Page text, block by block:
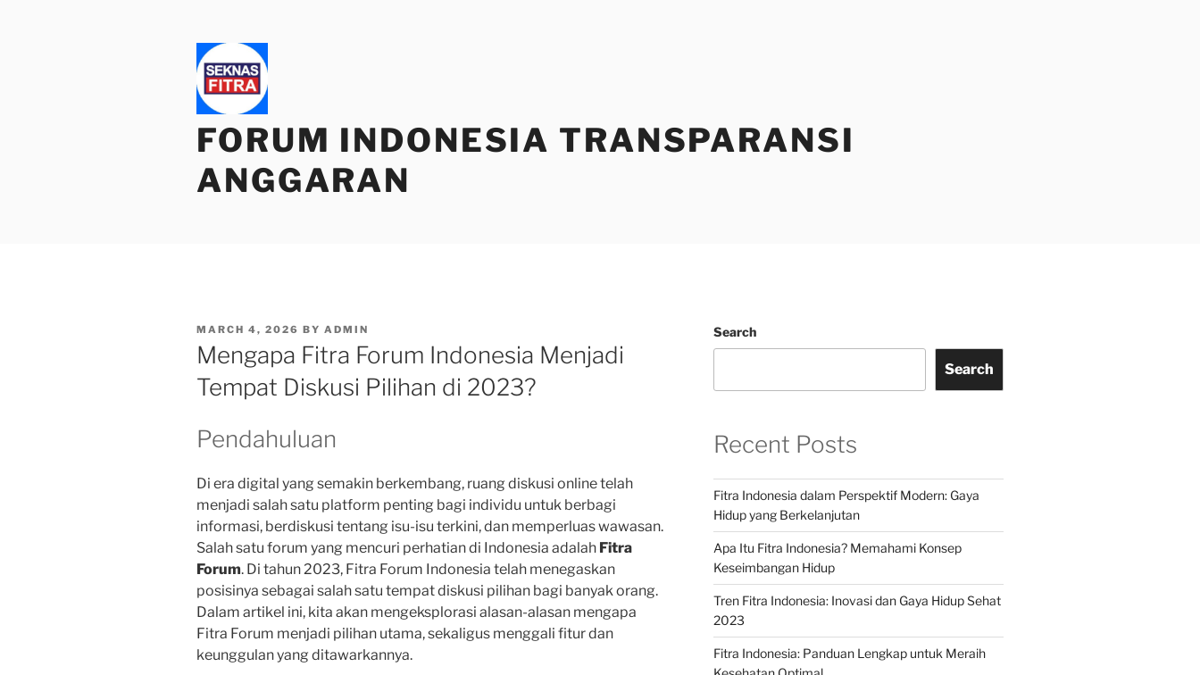
FORUM INDONESIA TRANSPARANSI
ANGGARAN
POSTED
ON
MARCH 4, 2026 BY ADMIN
Mengapa Fitra Forum Indonesia Menjadi
Tempat Diskusi Pilihan di 2023?
Pendahuluan
Di era digital yang semakin berkembang, ruang diskusi online telah
menjadi salah satu platform penting bagi individu untuk berbagi
informasi, berdiskusi tentang isu-isu terkini, dan memperluas wawasan.
Salah satu forum yang mencuri perhatian di Indonesia adalah Fitra
Forum. Di tahun 2023, Fitra Forum Indonesia telah menegaskan
posisinya sebagai salah satu tempat diskusi pilihan bagi banyak orang.
Dalam artikel ini, kita akan mengeksplorasi alasan-alasan mengapa
Fitra Forum menjadi pilihan utama, sekaligus menggali fitur dan
keunggulan yang ditawarkannya.
Search
Search
Recent Posts
Fitra Indonesia dalam Perspektif Modern: Gaya
Hidup yang Berkelanjutan
Apa Itu Fitra Indonesia? Memahami Konsep
Keseimbangan Hidup
Tren Fitra Indonesia: Inovasi dan Gaya Hidup Sehat
2023
Fitra Indonesia: Panduan Lengkap untuk Meraih